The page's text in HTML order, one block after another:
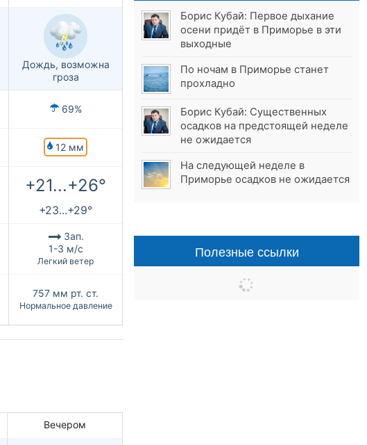
Дождь, возможна
гроза
69%
12 мм
+21...+26°
+23...+29°
Зап.
1-3 м/с
Легкий ветер
757 мм рт. ст.
Нормальное давление
Вечером
Борис Кубай: Первое дыхание
осени придёт в Приморье в эти
выходные
По ночам в Приморье станет
прохладно
Борис Кубай: Существенных
осадков на предстоящей неделе
не ожидается
На следующей неделе в
Приморье осадков не ожидается
Полезные ссылки